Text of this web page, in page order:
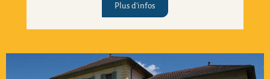
Plus d'infos